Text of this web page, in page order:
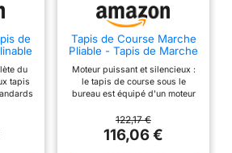
de
du
tapis
(max
Tapis de Course Marche
Pliable - Tapis de Marche
Pad Electrique Silencieux
Tapis Roulant 10 km/h
Treadmill Compact pour
Moteur puissant et silencieux :
le tapis de course sous le
bureau est équipé d'un moteur
CV, qui a des performances
efficaces, une plage de vitesse
de 1 à 10 km/h et une capacité
122,17 €
116,06 €